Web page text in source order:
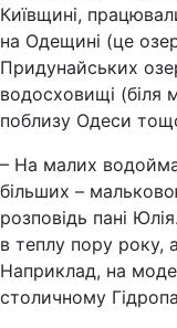
Київщині,
на Одещині (це
Придунайських
водосховищі (біля
поблизу Одеси
– На малих
більших –
розповідь пані
в теплу пору року,
Наприклад, на
столичному